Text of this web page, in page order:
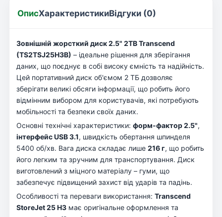
ОписХарактеристикиВідгуки (0)
Зовнішній жорсткий диск 2.5" 2TB Transcend
(TS2TSJ25H3B) – ідеальне рішення для зберігання
даних, що поєднує в собі високу ємність та надійність.
Цей портативний диск об'ємом 2 ТБ дозволяє
зберігати великі обсяги інформації, що робить його
відмінним вибором для користувачів, які потребують
мобільності та безпеки своїх даних.
Основні технічні характеристики: форм-фактор 2.5",
інтерфейс USB 3.1, швидкість обертання шпинделя
5400 об/хв. Вага диска складає лише 216 г, що робить
його легким та зручним для транспортування. Диск
виготовлений з міцного матеріалу – гуми, що
забезпечує підвищений захист від ударів та падінь.
Особливості та переваги використання: Transcend
StoreJet 25 H3 має оригінальне оформлення та